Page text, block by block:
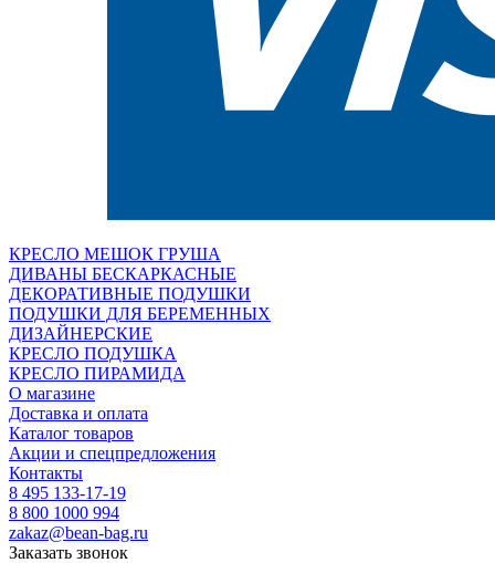
КРЕСЛО МЕШОК ГРУША
ДИВАНЫ БЕСКАРКАСНЫЕ
ДЕКОРАТИВНЫЕ ПОДУШКИ
ПОДУШКИ ДЛЯ БЕРЕМЕННЫХ
ДИЗАЙНЕРСКИЕ
КРЕСЛО ПОДУШКА
КРЕСЛО ПИРАМИДА
О магазине
Доставка и оплата
Каталог товаров
Акции и спецпредложения
Контакты
8 495 133-17-19
8 800 1000 994
zakaz@bean-bag.ru
Заказать звонок